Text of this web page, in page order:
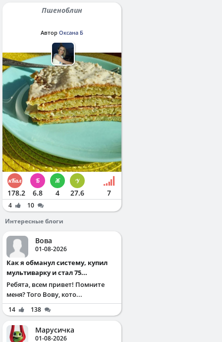
Пшеноблин
Автор Оксана Б
178.2 6.8 4 27.6 7
4
10
Интересные блоги
Вова
01-08-2026
Как я обманул систему, купил
мультиварку и стал 75...
Ребята, всем привет! Помните
меня? Того Вову, кото...
14 138
Марусичка
01-08-2026